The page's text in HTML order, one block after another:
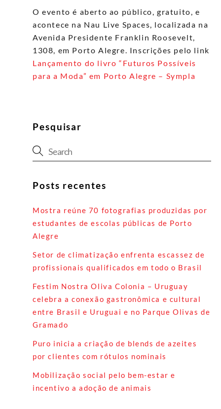
O evento é aberto ao público, gratuito, e
acontece na Nau Live Spaces, localizada na
Avenida Presidente Franklin Roosevelt,
1308, em Porto Alegre. Inscrições pelo link
Lançamento do livro “Futuros Possíveis
para a Moda” em Porto Alegre – Sympla
Pesquisar
Posts recentes
Mostra reúne 70 fotografias produzidas por
estudantes de escolas públicas de Porto
Alegre
Setor de climatização enfrenta escassez de
profissionais qualificados em todo o Brasil
Festim Nostra Oliva Colonia – Uruguay
celebra a conexão gastronômica e cultural
entre Brasil e Uruguai e no Parque Olivas de
Gramado
Puro inicia a criação de blends de azeites
por clientes com rótulos nominais
Mobilização social pelo bem-estar e
incentivo a adoção de animais